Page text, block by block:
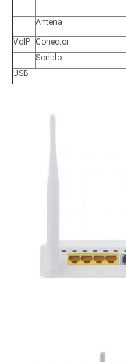
Antena
VoIP
Conector
Sonido
USB